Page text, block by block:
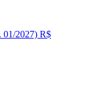
01/2027) R$